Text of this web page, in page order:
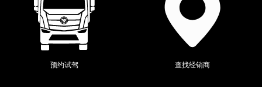
预约试驾 查找经销商